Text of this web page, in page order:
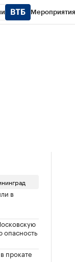
Мероприятия
в
опасность
прокате